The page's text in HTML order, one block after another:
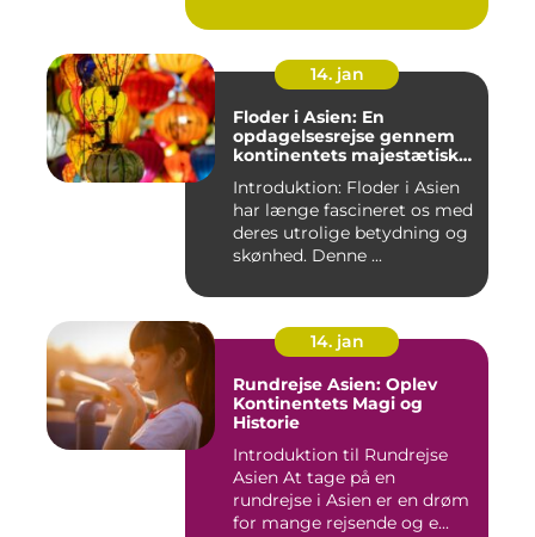
14. jan
Floder i Asien: En
opdagelsesrejse gennem
kontinentets majestætiske
Introduktion: Floder i Asien
har længe fascineret os med
deres utrolige betydning og
skønhed. Denne ...
14. jan
Rundrejse Asien: Oplev
Kontinentets Magi og
Historie
Introduktion til Rundrejse
Asien At tage på en
rundrejse i Asien er en drøm
for mange rejsende og e...